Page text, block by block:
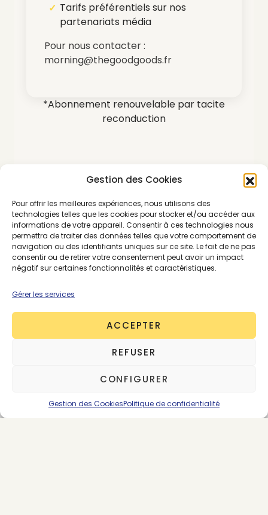
Gestion des Cookies
Pour offrir les meilleures expériences, nous utilisons des
technologies telles que les cookies pour stocker et/ou accéder aux
informations de votre appareil. Consentir à ces technologies nous
permettra de traiter des données telles que votre comportement de
navigation ou des identifiants uniques sur ce site. Le fait de ne pas
consentir ou de retirer votre consentement peut avoir un impact
négatif sur certaines fonctionnalités et caractéristiques.
Gérer les services
ACCEPTER
REFUSER
CONFIGURER
Gestion des CookiesPolitique de confidentialité
Tarifs préférentiels sur nos
partenariats média
Pour nous contacter :
morning@thegoodgoods.fr
*Abonnement renouvelable par tacite
reconduction
MATIÈRES ÉCO RESPONSABLE
PREMIUM